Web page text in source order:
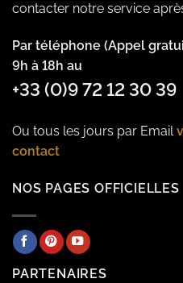
contacter notre service
Par téléphone (Appel
9h à 18h au
+33 (0)9 72 12 30 39
Ou tous les jours par Email
contact
NOS PAGES OFFICIELLES
PARTENAIRES